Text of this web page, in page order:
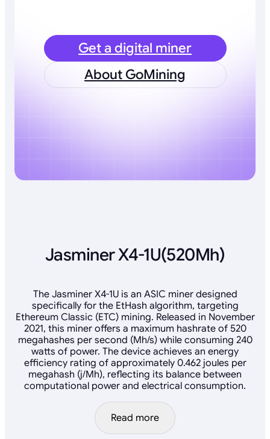
Get a digital miner
About GoMining
Jasminer X4-1U(520Mh)
The Jasminer X4-1U is an ASIC miner designed
specifically for the EtHash algorithm, targeting
Ethereum Classic (ETC) mining. Released in November
2021, this miner offers a maximum hashrate of 520
megahashes per second (Mh/s) while consuming 240
watts of power. The device achieves an energy
efficiency rating of approximately 0.462 joules per
megahash (j/Mh), reflecting its balance between
computational power and electrical consumption.
Read more